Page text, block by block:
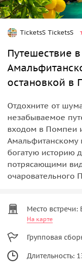
TicketsS TicketsS
Путешествие
остановкой в
Отдохните от
незабываемое
входом в Помпеи
Амальфитанскому
богатую историю
потрясающими
очаровательного
Место встречи:
На карте
Групповая
Длительность: